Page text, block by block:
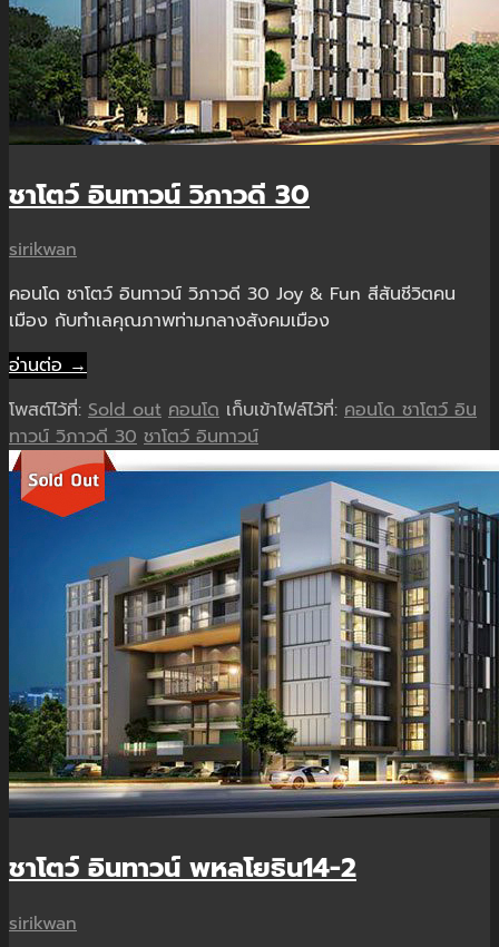
ชาโตว์ อินทาวน์ วิภาวดี 30
sirikwan
คอนโด ชาโตว์ อินทาวน์ วิภาวดี 30 Joy & Fun สีสันชีวิตคน
เมือง กับทำเลคุณภาพท่ามกลางสังคมเมือง
อ่านต่อ →
โพสต์ไว้ที่: Sold out คอนโด เก็บเข้าไฟล์ไว้ที่: คอนโด ชาโตว์ อิน
ทาวน์ วิภาวดี 30 ชาโตว์ อินทาวน์
ชาโตว์ อินทาวน์ พหลโยธิน14-2
sirikwan